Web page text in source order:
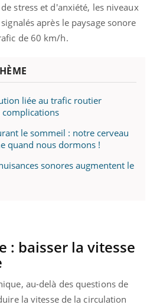
stress et d'anxiété, les niveaux
après le paysage sonore
de 60 km/h.
liée au trafic routier
complications
le sommeil : notre cerveau
quand nous dormons !
sonores augmentent le
: baisser la vitesse
au-delà des questions de
la vitesse de la circulation